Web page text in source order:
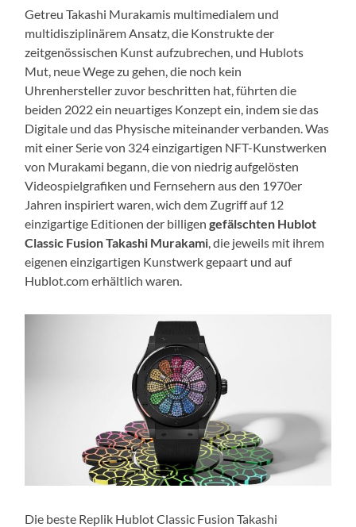
Getreu Takashi Murakamis multimedialem und
multidisziplinärem Ansatz, die Konstrukte der
zeitgenössischen Kunst aufzubrechen, und Hublots
Mut, neue Wege zu gehen, die noch kein
Uhrenhersteller zuvor beschritten hat, führten die
beiden 2022 ein neuartiges Konzept ein, indem sie das
Digitale und das Physische miteinander verbanden. Was
mit einer Serie von 324 einzigartigen NFT-Kunstwerken
von Murakami begann, die von niedrig aufgelösten
Videospielgrafiken und Fernsehern aus den 1970er
Jahren inspiriert waren, wich dem Zugriff auf 12
einzigartige Editionen der billigengefälschten Hublot
Classic Fusion Takashi Murakami , die jeweils mit ihrem
eigenen einzigartigen Kunstwerk gepaart und auf
Hublot.com erhältlich waren.
Die beste Replik Hublot Classic Fusion Takashi